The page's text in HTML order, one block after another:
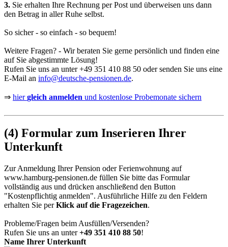
3. Sie erhalten Ihre Rechnung per Post und überweisen uns dann
den Betrag in aller Ruhe selbst.
So sicher - so einfach - so bequem!
Weitere Fragen? - Wir beraten Sie gerne persönlich und finden eine
auf Sie abgestimmte Lösung!
Rufen Sie uns an unter+49 351 410 88 50 oder senden Sie uns eine
E-Mail an info@deutsche-pensionen.de.
⇒ hiergleich anmelden und kostenlose Probemonate sichern
(4) Formular zum Inserieren Ihrer
Unterkunft
Zur Anmeldung Ihrer Pension oder Ferienwohnung auf
www.hamburg-pensionen.de füllen Sie bitte das Formular
vollständig aus und drücken anschließend den Button
"Kostenpflichtig anmelden". Ausführliche Hilfe zu den Feldern
erhalten Sie perKlick auf die Fragezeichen.
Probleme/Fragen beim Ausfüllen/Versenden?
Rufen Sie uns an unter+49 351 410 88 50!
Name Ihrer Unterkunft